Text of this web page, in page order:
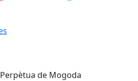
de Mogoda